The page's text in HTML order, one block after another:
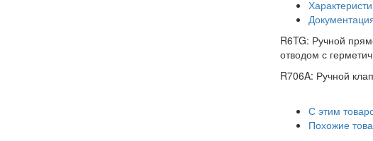
R6TG: Ручной
отводом с
R706A: Ручной
С этим
Похожие